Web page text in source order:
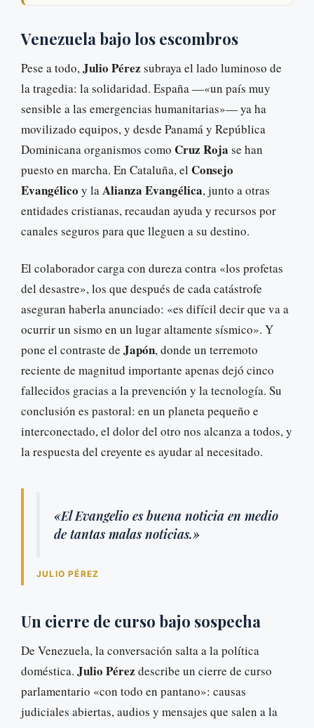
Venezuela bajo los escombros
Pese a todo,Julio Pérez subraya el lado luminoso de
la tragedia: la solidaridad. España —«un país muy
sensible a las emergencias humanitarias»— ya ha
movilizado equipos, y desde Panamá y República
Dominicana organismos como Cruz Roja se han
puesto en marcha. En Cataluña, el Consejo
Evangélico y laAlianza Evangélica, junto a otras
entidades cristianas, recaudan ayuda y recursos por
canales seguros para que lleguen a su destino.
El colaborador carga con dureza contra «los profetas
del desastre», los que después de cada catástrofe
aseguran haberla anunciado: «es difícil decir que va a
ocurrir un sismo en un lugar altamente sísmico». Y
pone el contraste de Japón, donde un terremoto
reciente de magnitud importante apenas dejó cinco
fallecidos gracias a la prevención y la tecnología. Su
conclusión es pastoral: en un planeta pequeño e
interconectado, el dolor del otro nos alcanza a todos, y
la respuesta del creyente es ayudar al necesitado.
«El Evangelio es buena noticia en medio
de tantas malas noticias.»
JULIO PÉREZ
Un cierre de curso bajo sospecha
De Venezuela, la conversación salta a la política
doméstica. Julio Pérez describe un cierre de curso
parlamentario «con todo en pantano»: causas
judiciales abiertas, audios y mensajes que salen a la